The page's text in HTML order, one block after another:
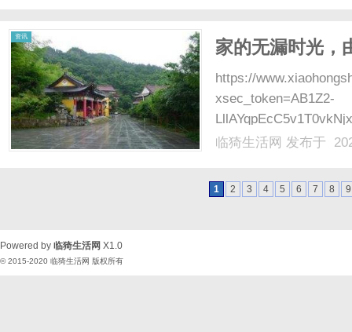
资讯
家的无漏时光，
https://
xsec_token=AB1Z2-
很多人装修完才发现
临猗生活网 发布于
1 2 3 4 5 6 7 8 9
Powered by 临猗生活网 X1.0
© 2015-2020 临猗生活网 版权所有